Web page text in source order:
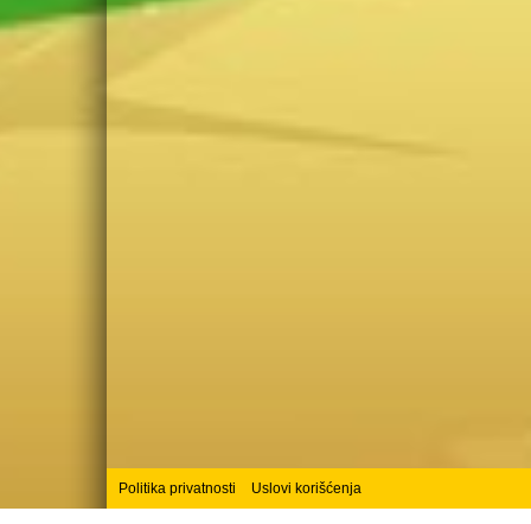
Politika privatnosti Uslovi korišćenja